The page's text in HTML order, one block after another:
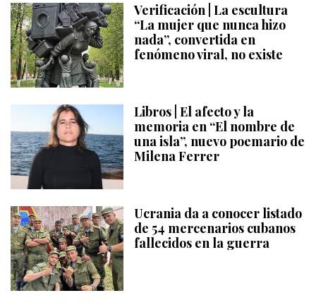
Verificación | La escultura
“La mujer que nunca hizo
nada”, convertida en
fenómeno viral, no existe
Libros | El afecto y la
memoria en “El nombre de
una isla”, nuevo poemario de
Milena Ferrer
Ucrania da a conocer listado
de 54 mercenarios cubanos
fallecidos en la guerra